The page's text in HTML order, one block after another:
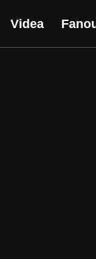
Videa